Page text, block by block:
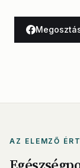
AZ ELEMZŐ